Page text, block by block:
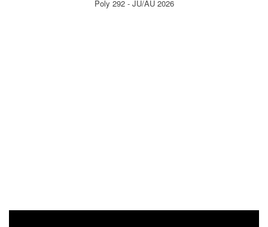
Poly 292 - JU/AU 2026